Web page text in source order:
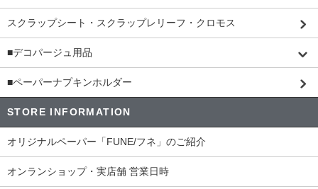
スクラップシート・スクラップレリーフ・クロモス
■デコパージュ用品
■ペーパーナプキンホルダー
STORE INFORMATION
オリジナルペーパー「FUNE/フネ」のご紹介
オンランショップ・実店舗 営業日時